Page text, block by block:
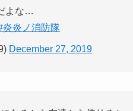
よな…
炎炎ノ消防隊
December 27, 2019